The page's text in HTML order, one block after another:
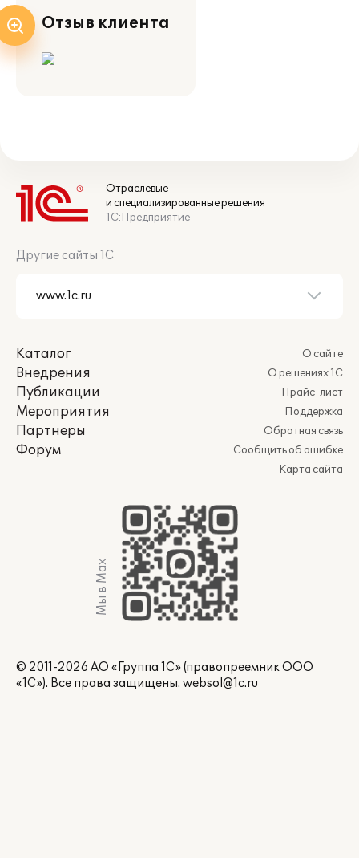
Отзыв клиента
Отраслевые
и специализированные решения
1С:Предприятие
Другие сайты 1С
Каталог
Внедрения
Публикации
Мероприятия
Партнеры
Форум
О сайте
О решениях 1С
Прайс-лист
Поддержка
Обратная связь
Сообщить об ошибке
Карта сайта
Мы в Max
© 2011-2026 АО «Группа 1С» (правопреемник ООО
«1С»). Все права защищены. websol@1c.ru